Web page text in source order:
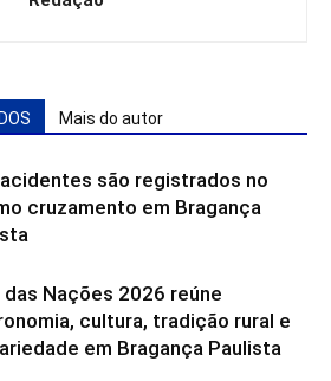
Mais do autor
são registrados no
cruzamento em Bragança
das Nações 2026 reúne
cultura, tradição rural e
em Bragança Paulista